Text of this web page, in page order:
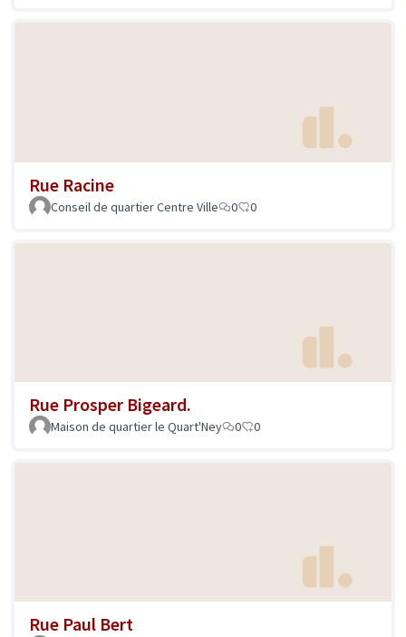
Rue Racine
Conseil de quartier Centre Ville 0 0
Rue Prosper Bigeard.
Maison de quartier le Quart'Ney 0 0
Rue Paul Bert